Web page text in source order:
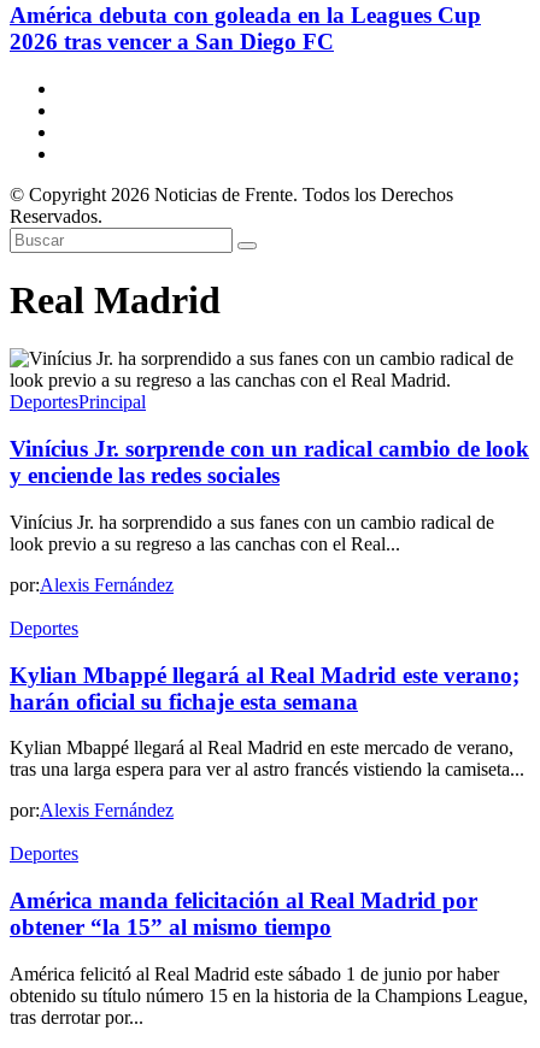
América debuta con goleada en la Leagues Cup
2026 tras vencer a San Diego FC
© Copyright 2026 Noticias de Frente. Todos los Derechos
Reservados.
Real Madrid
DeportesPrincipal
Vinícius Jr. sorprende con un radical cambio de look
y enciende las redes sociales
Vinícius Jr. ha sorprendido a sus fanes con un cambio radical de
look previo a su regreso a las canchas con el Real...
por:Alexis Fernández
Deportes
Kylian Mbappé llegará al Real Madrid este verano;
harán oficial su fichaje esta semana
Kylian Mbappé llegará al Real Madrid en este mercado de verano,
tras una larga espera para ver al astro francés vistiendo la camiseta...
por:Alexis Fernández
Deportes
América manda felicitación al Real Madrid por
obtener “la 15” al mismo tiempo
América felicitó al Real Madrid este sábado 1 de junio por haber
obtenido su título número 15 en la historia de la Champions League,
tras derrotar por...